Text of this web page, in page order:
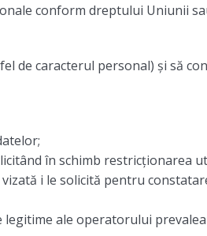
conform dreptului Uniunii
de caracterul personal) și să
în schimb restricționarea
i le solicită pentru
ale operatorului